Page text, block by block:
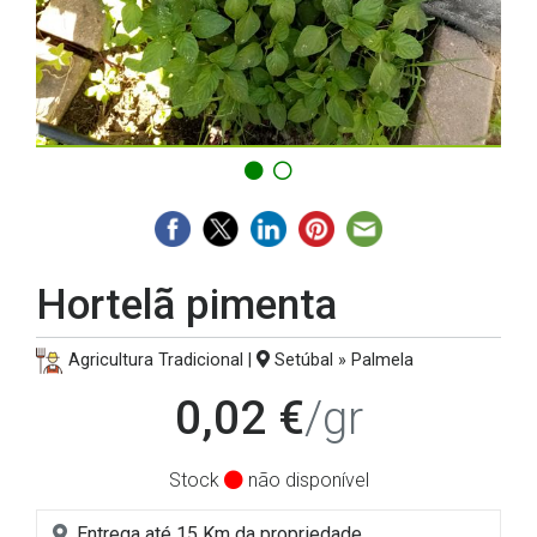
Hortelã pimenta
Agricultura Tradicional | Setúbal » Palmela
0,02 €/gr
Stock não disponível